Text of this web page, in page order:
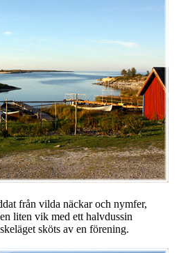
från vilda näckar och nymfer,
liten vik med ett halvdussin
sköts av en förening.